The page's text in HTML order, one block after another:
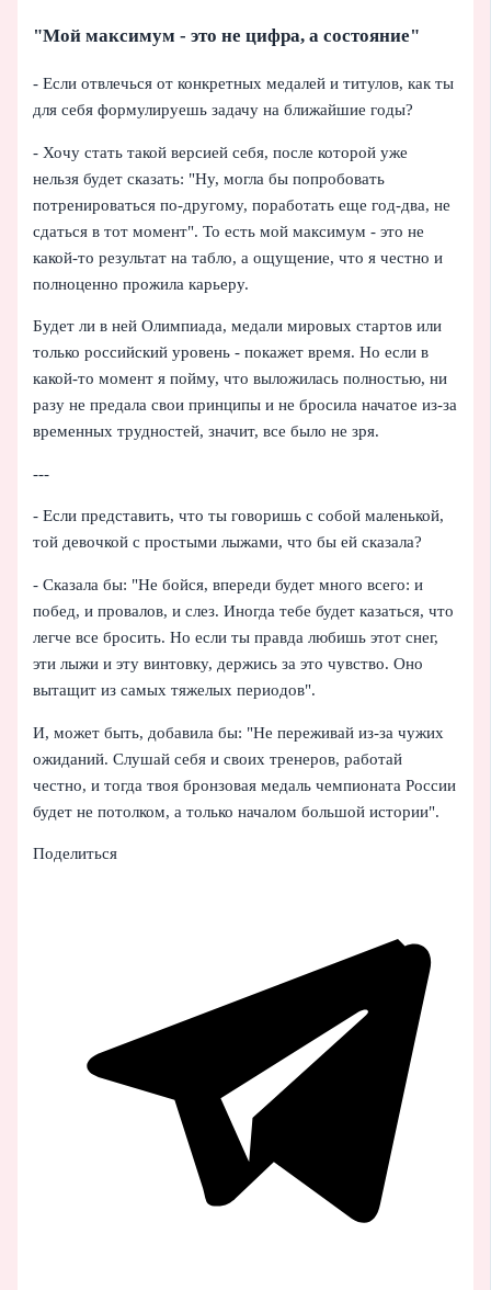
"Мой максимум - это не цифра, а состояние"
- Если отвлечься от конкретных медалей и титулов, как ты
для себя формулируешь задачу на ближайшие годы?
- Хочу стать такой версией себя, после которой уже
нельзя будет сказать: "Ну, могла бы попробовать
потренироваться по‑другому, поработать еще год‑два, не
сдаться в тот момент". То есть мой максимум - это не
какой‑то результат на табло, а ощущение, что я честно и
полноценно прожила карьеру.
Будет ли в ней Олимпиада, медали мировых стартов или
только российский уровень - покажет время. Но если в
какой‑то момент я пойму, что выложилась полностью, ни
разу не предала свои принципы и не бросила начатое из‑за
временных трудностей, значит, все было не зря.
---
- Если представить, что ты говоришь с собой маленькой,
той девочкой с простыми лыжами, что бы ей сказала?
- Сказала бы: "Не бойся, впереди будет много всего: и
побед, и провалов, и слез. Иногда тебе будет казаться, что
легче все бросить. Но если ты правда любишь этот снег,
эти лыжи и эту винтовку, держись за это чувство. Оно
вытащит из самых тяжелых периодов".
И, может быть, добавила бы: "Не переживай из‑за чужих
ожиданий. Слушай себя и своих тренеров, работай
честно, и тогда твоя бронзовая медаль чемпионата России
будет не потолком, а только началом большой истории".
Поделиться